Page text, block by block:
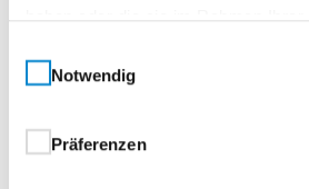
Notwendig
Präferenzen
wieder abnehmen. Die
komfortables Einsetzen und
Rahmens – sauber, flexibel und